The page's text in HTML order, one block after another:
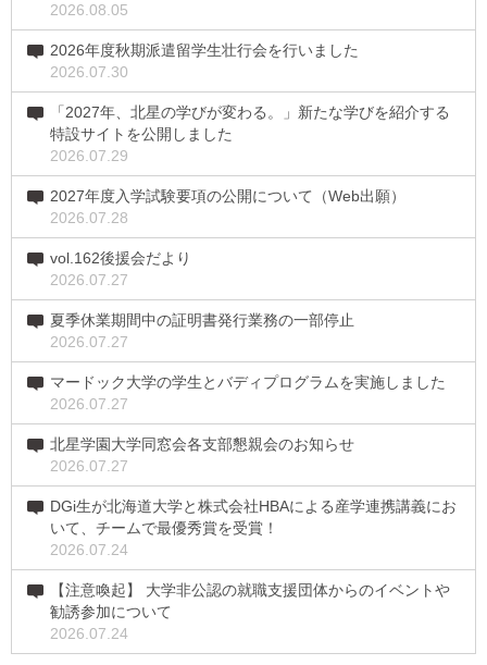
2026.08.05
2026年度秋期派遣留学生壮行会を行いました
2026.07.30
「2027年、北星の学びが変わる。」新たな学びを紹介する
特設サイトを公開しました
2026.07.29
2027年度入学試験要項の公開について（Web出願）
2026.07.28
vol.162後援会だより
2026.07.27
夏季休業期間中の証明書発行業務の一部停止
2026.07.27
マードック大学の学生とバディプログラムを実施しました
2026.07.27
北星学園大学同窓会各支部懇親会のお知らせ
2026.07.27
DGi生が北海道大学と株式会社HBAによる産学連携講義にお
いて、チームで最優秀賞を受賞！
2026.07.24
【注意喚起】 大学非公認の就職支援団体からのイベントや
勧誘参加について
2026.07.24